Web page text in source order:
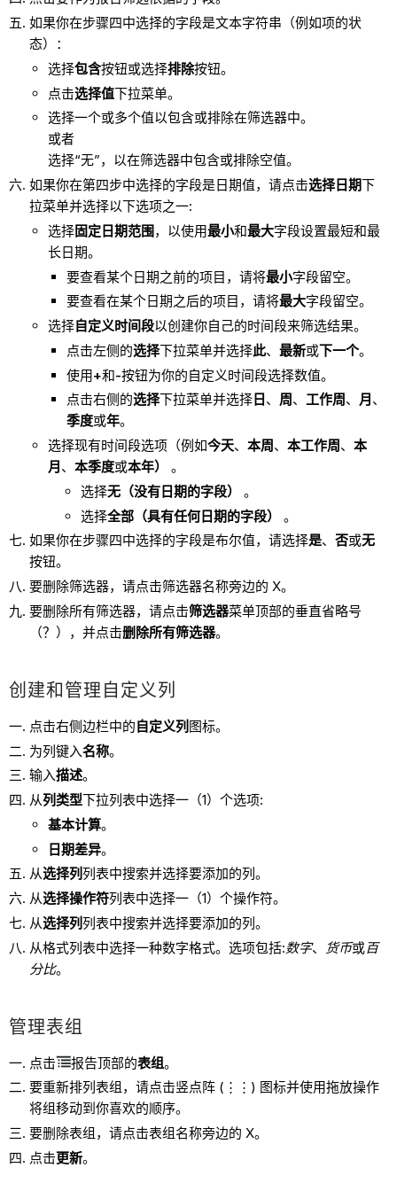
如果你在步骤四中选择的字段是文本字符串（例如项的状
态）：
选择包含按钮或选择排除按钮。
点击选择值下拉菜单。
选择一个或多个值以包含或排除在筛选器中。
或者
选择“无”，以在筛选器中包含或排除空值。
如果你在第四步中选择的字段是日期值，请点击选择日期下
拉菜单并选择以下选项之一:
选择固定日期范围，以使用最小和最大字段设置最短和最
长日期。
要查看某个日期之前的项目，请将最小字段留空。
要查看在某个日期之后的项目，请将最大字段留空。
选择自定义时间段以创建你自己的时间段来筛选结果。
点击左侧的选择下拉菜单并选择此、 最新或下一个。
使用+和-按钮为你的自定义时间段选择数值。
点击右侧的选择下拉菜单并选择日 、 周 、 工作周 、 月 、
季度或年。
选择现有时间段选项（例如今天、 本周 、 本工作周 、 本
月 、 本季度或本年）
。
选择无（没有日期的字段）
。
选择全部（具有任何日期的字段）
。
如果你在步骤四中选择的字段是布尔值，请选择是、 否或无
按钮。
要删除筛选器，请点击筛选器名称旁边的 X。
要删除所有筛选器，请点击筛选器菜单顶部的垂直省略号
（？），并点击删除所有筛选器。
创建和管理自定义列
点击右侧边栏中的自定义列 图标。
为列键入名称。
输入描述。
从列类型下拉列表中选择一（1）个选项:
基本计算。
日期差异。
从选择列 列表中搜索并选择要添加的列。
从选择操作符列表中选择一（1）个操作符。
从选择列 列表中搜索并选择要添加的列。
从格式列表中选择一种数字格式。选项包括:数字、 货币或百
分比。
管理表组
点击 报告顶部的表组。
要重新排列表组，请点击竖点阵 (⋮⋮) 图标并使用拖放操作
将组移动到你喜欢的顺序。
要删除表组，请点击表组名称旁边的 X。
点击更新。